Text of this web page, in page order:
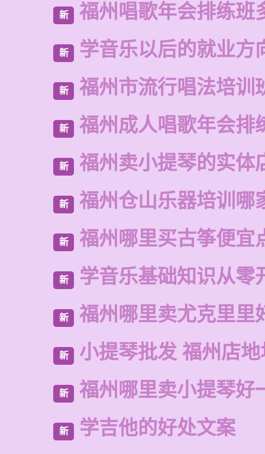
新 福州唱歌年会排练班
新 学音乐以后的就业方
新 福州市流行唱法培训
新 福州成人唱歌年会排
新 福州卖小提琴的实体
新 福州仓山乐器培训哪
新 福州哪里买古筝便宜
新 学音乐基础知识从零
新 福州哪里卖尤克里里
新 小提琴批发 福州店
新 福州哪里卖小提琴好
新 学吉他的好处文案